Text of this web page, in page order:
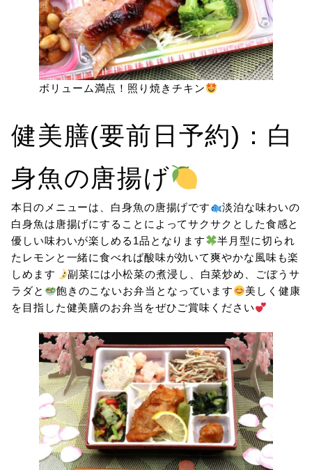
ボリューム満点！照り焼きチキン
健美膳(要前日予約)：白
身魚の唐揚げ
本日のメニューは、白身魚の唐揚げです
淡泊な味わいの
白身魚は唐揚げにすることによってサクサクとした食感と
優しい味わいが楽しめる1品となります
半月型に切られ
たレモンと一緒に食べれば酸味が効いて爽やかな風味も楽
しめます
副菜には小松菜の煮浸し、白菜炒め、ごぼうサ
ラダと
飽きのこないお弁当となっています
美しく健康
を目指した健美膳のお弁当をぜひご賞味ください